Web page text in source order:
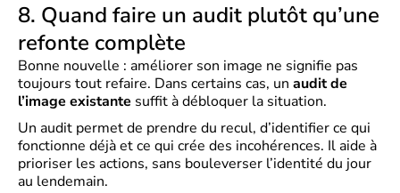
8. Quand faire un audit plutôt qu’une
refonte complète
Bonne nouvelle : améliorer son image ne signifie pas
toujours tout refaire. Dans certains cas, un audit de
l’image existante suffit à débloquer la situation.
Un audit permet de prendre du recul, d’identifier ce qui
fonctionne déjà et ce qui crée des incohérences. Il aide à
prioriser les actions, sans bouleverser l’identité du jour
au lendemain.